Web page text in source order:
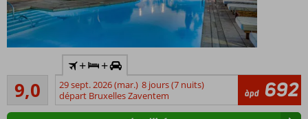
Chambres
entièrement
rénovées
compris
également
possible
location
incluse
À environ
9,0
Excellente
250
commentaires
+ +
29 sept. 2026 (mar.) 8 jours (7 nuits)
départ Bruxelles Zaventem
àpd 692